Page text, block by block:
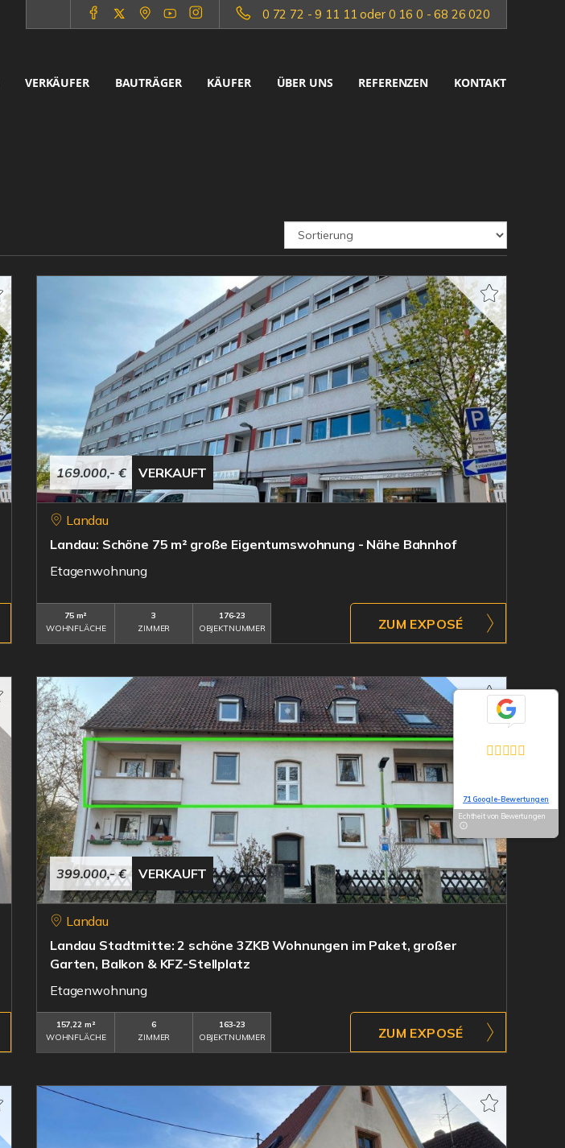
0 72 72 - 9 11 11 oder 0 16 0 - 68 26 020
VERKÄUFER BAUTRÄGER KÄUFER ÜBER UNS REFERENZEN KONTAKT
169.000,- € VERKAUFT
Landau
Landau: Schöne 75 m² große Eigentumswohnung - Nähe Bahnhof
Etagenwohnung
75 m²
WOHNFLÄCHE
3
ZIMMER
176-23
OBJEKTNUMMER
ZUM EXPOSÉ
399.000,- € VERKAUFT
Landau
Landau Stadtmitte: 2 schöne 3ZKB Wohnungen im Paket, großer
Garten, Balkon & KFZ-Stellplatz
Etagenwohnung
157,22 m²
WOHNFLÄCHE
6
ZIMMER
163-23
OBJEKTNUMMER
ZUM EXPOSÉ
Exzellent
71 Google-Bewertungen
Echtheit von Bewertungen